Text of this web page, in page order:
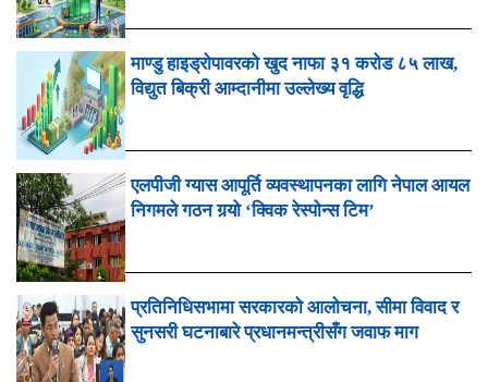
माण्डु हाइड्रोपावरको खुद नाफा ३१ करोड ८५ लाख,
विद्युत बिक्री आम्दानीमा उल्लेख्य वृद्धि
एलपीजी ग्यास आपूर्ति व्यवस्थापनका लागि नेपाल आयल
निगमले गठन गर्‍यो ‘क्विक रेस्पोन्स टिम’
प्रतिनिधिसभामा सरकारको आलोचना, सीमा विवाद र
सुनसरी घटनाबारे प्रधानमन्त्रीसँग जवाफ माग